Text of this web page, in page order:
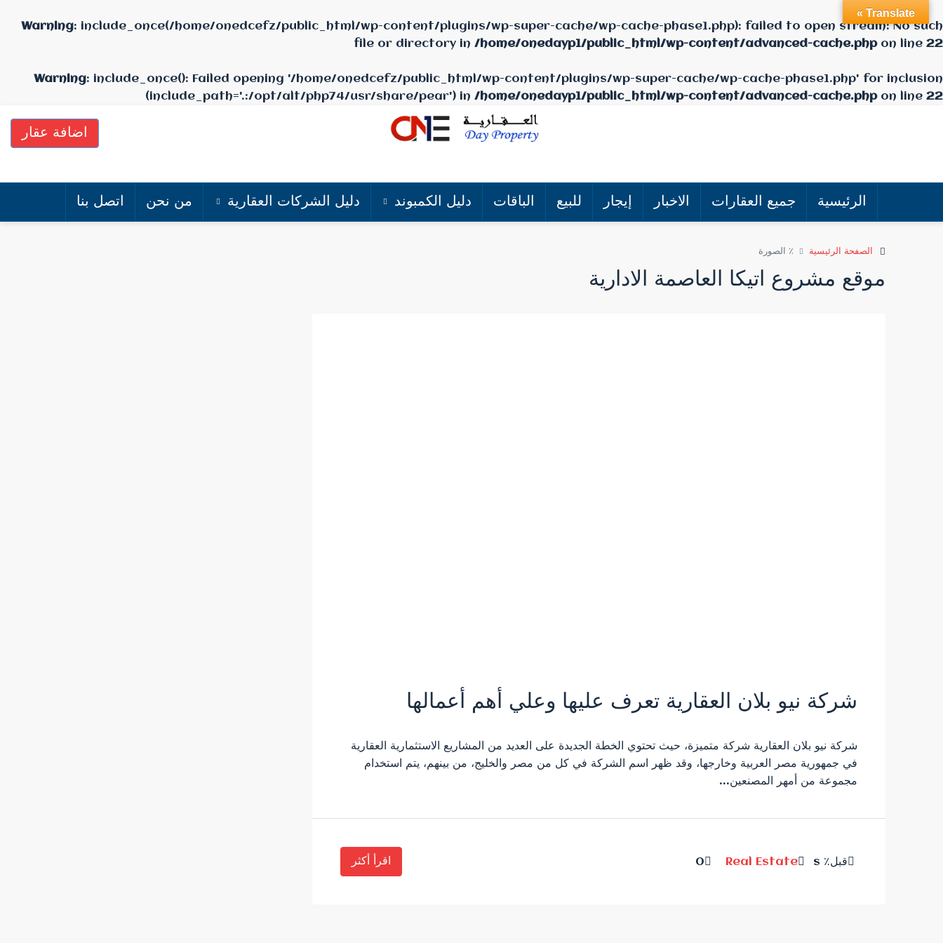
Warning: include_once(/home/onedcefz/public_html/wp-content/plugins/wp-super-cache/wp-cache-phase1.php): failed to open stream: No such
file or directory in /home/onedayp1/public_html/wp-content/advanced-cache.phpon line 22
Warning: include_once(): Failed opening '/home/onedcefz/public_html/wp-content/plugins/wp-super-cache/wp-cache-phase1.php' for inclusion
(include_path='.:/opt/alt/php74/usr/share/pear') in /home/onedayp1/public_html/wp-content/advanced-cache.phpon line 22
اضافة عقار
الرئيسية جميع العقارات الاخبار إيجار للبيع الباقات دليل الكمبوند دليل الشركات العقارية من نحن اتصل بنا
الصفحة الرئيسية ٪ الصورة
موقع مشروع اتيكا العاصمة الادارية
شركة نيو بلان العقارية تعرف عليها وعلي أهم أعمالها
شركة نيو بلان العقارية شركة متميزة، حيث تحتوي الخطة الجديدة على العديد من المشاريع الاستثمارية العقارية
في جمهورية مصر العربية وخارجها، وقد ظهر اسم الشركة في كل من مصر والخليج، من بينهم، يتم استخدام
مجموعة من أمهر المصنعين...
قبل٪ s Real Estate
0 اقرأ أكثر
Translate »